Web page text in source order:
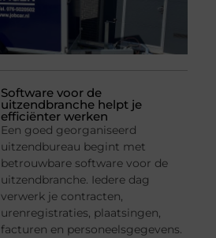
Software voor de
uitzendbranche helpt je
efficiënter werken
Een goed georganiseerd
uitzendbureau begint met
betrouwbare software voor de
uitzendbranche. Iedere dag
verwerk je contracten,
urenregistraties, plaatsingen,
facturen en personeelsgegevens.